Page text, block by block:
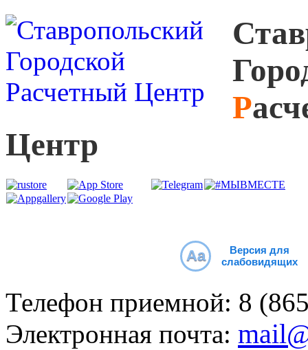
С
Г
Р
Центр
Aa
Версия для
слабовидящих
Телефон приемной: 8
Электронная почта: